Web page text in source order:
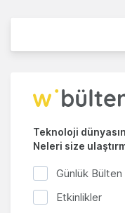
Teknoloji
Neleri size
Günlük Bülten
Etkinlikler